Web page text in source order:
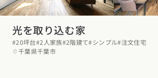
光を取り込む家
#20坪台#2人家族#2階建て#シンプル#注文住宅
千葉県千葉市